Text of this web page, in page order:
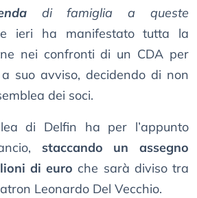
di famiglia a queste
ieri ha manifestato tutta la
nei confronti di un CDA per
a suo avviso, decidendo di non
dei soci.
di Delfin ha per l’appunto
staccando un assegno
di euro che sarà diviso tra
Leonardo Del Vecchio.